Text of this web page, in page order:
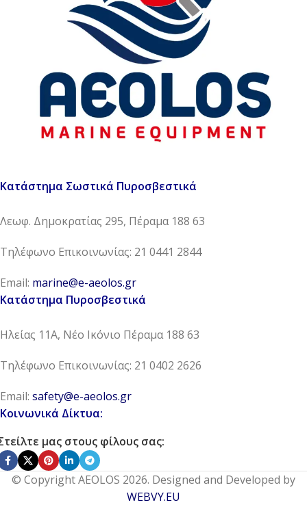
Κατάστημα Σωστικά Πυροσβεστικά
Λεωφ. Δημοκρατίας 295, Πέραμα 188 63
Τηλέφωνο Επικοινωνίας: 21 0441 2844
Email: marine@e-aeolos.gr
Κατάστημα Πυροσβεστικά
Ηλείας 11Α, Νέο Ικόνιο Πέραμα 188 63
Τηλέφωνο Επικοινωνίας: 21 0402 2626
Email: safety@e-aeolos.gr
Κοινωνικά Δίκτυα:
μας στους φίλους σας:
© Copyright AEOLOS 2026. Designed and Developed by
WEBVY.EU